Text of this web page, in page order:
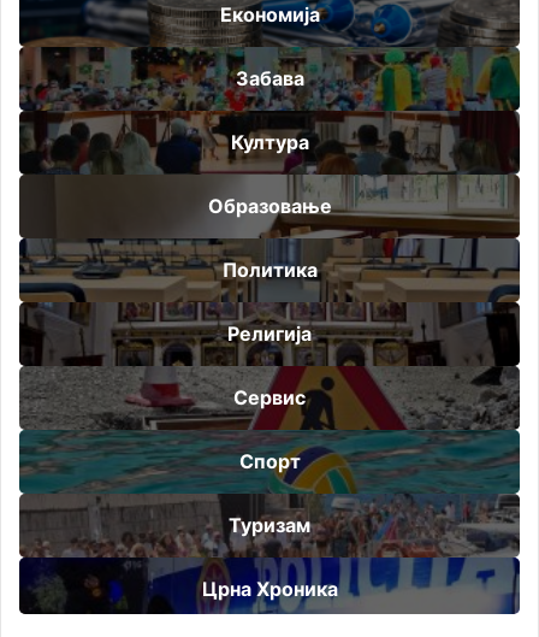
Економија
Забава
Култура
Образовање
Политика
Религија
Сервис
Спорт
Туризам
Црна Хроника